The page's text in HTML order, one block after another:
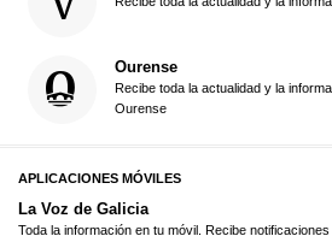
Ourense
Recibe toda la actualidad y la
Ourense
APLICACIONES MÓVILES
La Voz de Galicia
Toda la información en tu móvil. Recibe